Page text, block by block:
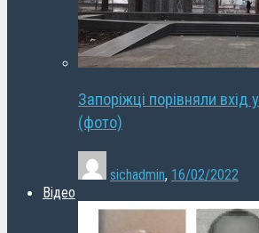
Запоріжці порівняли вхід
(фото)
sichadmin, 16/02/2022
Відео